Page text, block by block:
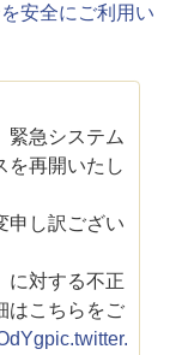
安全にご利用い
緊急システム
を再開いたし
申し訳ござい
に対する不正
はこちらをご
pic.twitter.